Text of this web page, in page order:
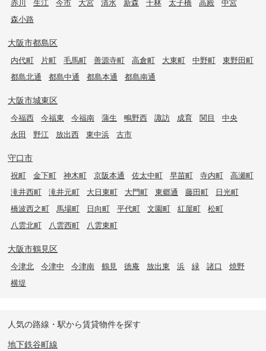
赤川 生江 今市 大宮 清水 新森 千林 太子橋 高殿
中宮
森小路
大阪市都島区
内代町 片町 毛馬町 善源寺町 高倉町 大東町 中野町
東野田町
都島北通
都島中通 都島本通 都島南通
大阪市城東区
今福西 今福東 今福南 蒲生 鴫野西 諏訪 成育 関目
中央
永田
野江 放出西 東中浜 古市
守口市
祝町 金下町 神木町 京阪本通 佐太中町 早苗町 寺内町
高瀬町
滝井西町
滝井元町 大日東町 大門町 東郷通 藤田町
日光町
橋波西之町
馬場町 日向町 平代町 文園町 紅屋町
松町
八雲北町
八雲西町 八雲東町
大阪市鶴見区
今津北 今津中 今津南 鶴見 徳庵 放出東 浜 緑 諸口
焼野
横堤
人気の路線・駅から賃貸物件を探す
地下鉄谷町線